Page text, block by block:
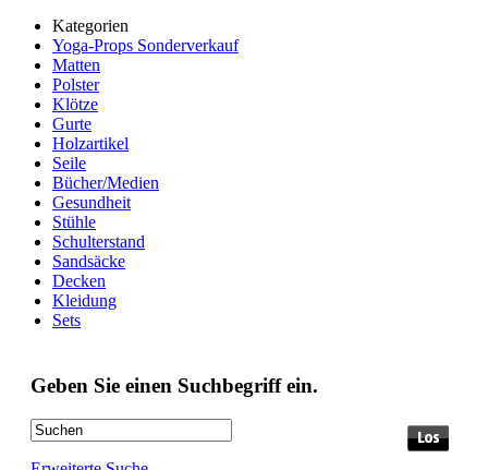
Kategorien
Yoga-Props Sonderverkauf
Matten
Polster
Klötze
Gurte
Holzartikel
Seile
Bücher/Medien
Gesundheit
Stühle
Schulterstand
Sandsäcke
Decken
Kleidung
Sets
Geben Sie einen Suchbegriff ein.